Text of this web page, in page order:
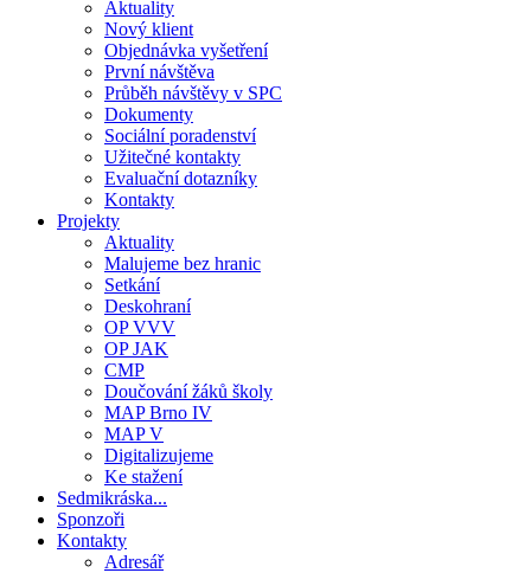
Aktuality
Nový klient
Objednávka vyšetření
První návštěva
Průběh návštěvy v SPC
Dokumenty
Sociální poradenství
Užitečné kontakty
Evaluační dotazníky
Kontakty
Projekty
Aktuality
Malujeme bez hranic
Setkání
Deskohraní
OP VVV
OP JAK
CMP
Doučování žáků školy
MAP Brno IV
MAP V
Digitalizujeme
Ke stažení
Sedmikráska...
Sponzoři
Kontakty
Adresář